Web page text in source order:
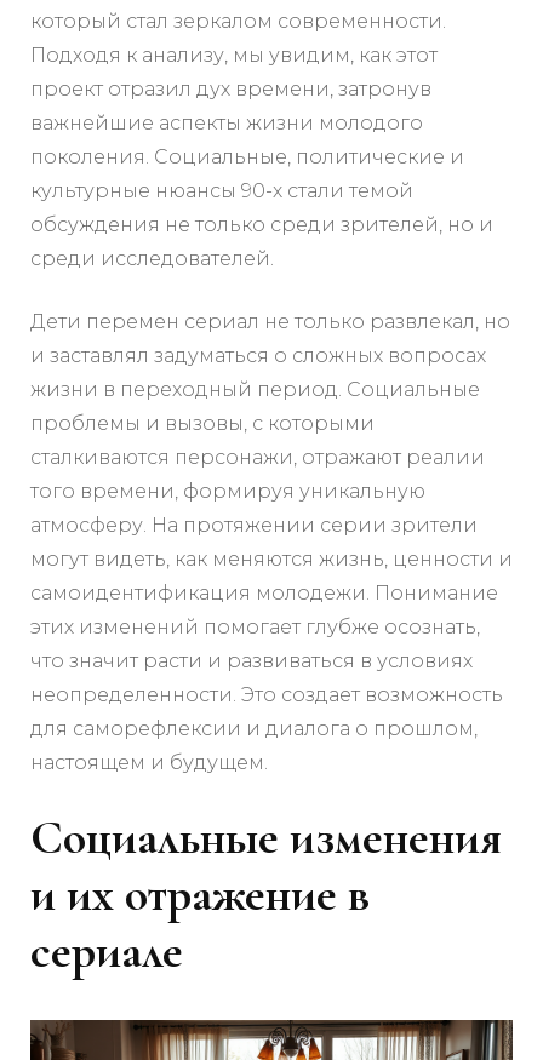
который стал зеркалом современности.
Подходя к анализу, мы увидим, как этот
проект отразил дух времени, затронув
важнейшие аспекты жизни молодого
поколения. Социальные, политические и
культурные нюансы 90-х стали темой
обсуждения не только среди зрителей, но и
среди исследователей.
Дети перемен сериал не только развлекал, но
и заставлял задуматься о сложных вопросах
жизни в переходный период. Социальные
проблемы и вызовы, с которыми
сталкиваются персонажи, отражают реалии
того времени, формируя уникальную
атмосферу. На протяжении серии зрители
могут видеть, как меняются жизнь, ценности и
самоидентификация молодежи. Понимание
этих изменений помогает глубже осознать,
что значит расти и развиваться в условиях
неопределенности. Это создает возможность
для саморефлексии и диалога о прошлом,
настоящем и будущем.
Социальные изменения
и их отражение в
сериале